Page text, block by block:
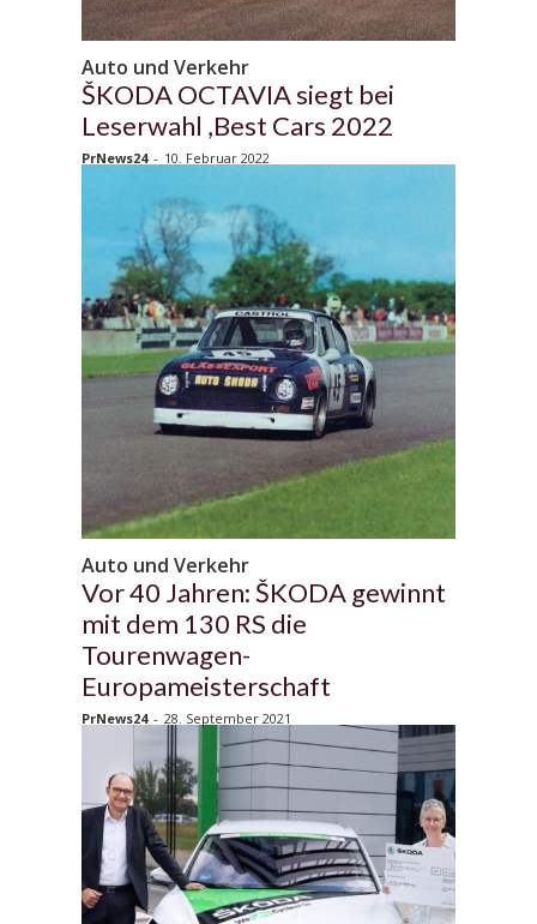
Auto und Verkehr
ŠKODA OCTAVIA siegt bei
Leserwahl ,Best Cars 2022
PrNews24 - 10. Februar 2022
Auto und Verkehr
Vor 40 Jahren: ŠKODA gewinnt
mit dem 130 RS die
Tourenwagen-
Europameisterschaft
PrNews24 - 28. September 2021